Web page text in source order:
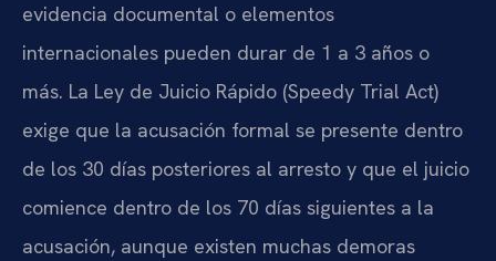
evidencia documental o elementos
internacionales pueden durar de 1 a 3 años o
más. La Ley de Juicio Rápido (Speedy Trial Act)
exige que la acusación formal se presente dentro
de los 30 días posteriores al arresto y que el juicio
comience dentro de los 70 días siguientes a la
acusación, aunque existen muchas demoras